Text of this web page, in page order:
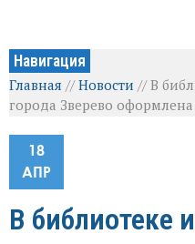
Навигация
Главная //Новости //В
города Зверево
18
АПР
В библиотеке